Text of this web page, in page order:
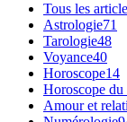
Tous les
Astrologie71
Tarologie48
Voyance40
Horoscope14
Horoscope du
Amour et